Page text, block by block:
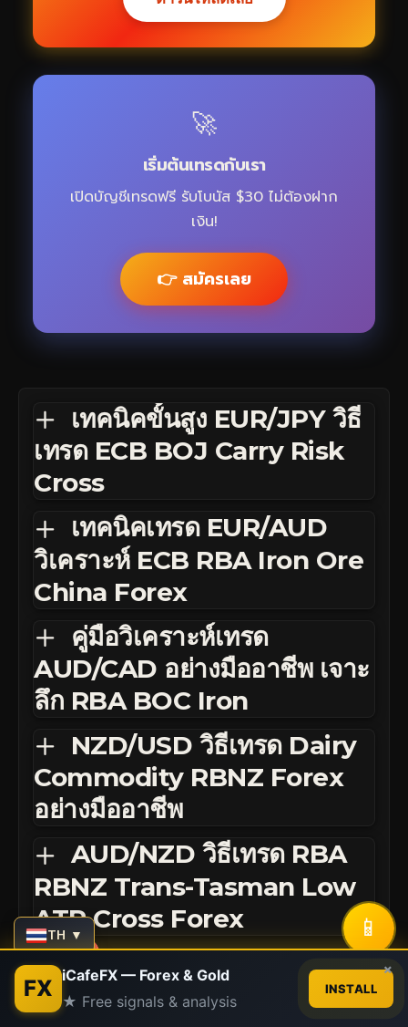
🚀
เริ่มต้นเทรดกับเรา
เปิดบัญชีเทรดฟรี รับโบนัส $30 ไม่ต้องฝาก
เงิน!
👉 สมัครเลย
เทคนิคขั้นสูง EUR/JPY วิธี
เทรด ECB BOJ Carry Risk
Cross
เทคนิคเทรด EUR/AUD
วิเคราะห์ ECB RBA Iron Ore
China Forex
คู่มือวิเคราะห์เทรด
AUD/CAD อย่างมืออาชีพ เจาะ
ลึก RBA BOC Iron
NZD/USD วิธีเทรด Dairy
Commodity RBNZ Forex
อย่างมืออาชีพ
AUD/NZD วิธีเทรด RBA
RBNZ Trans-Tasman Low
ATR Cross Forex
TH ▼ 📱
FX iCafeFX — Forex & Gold
★ Free signals & analysis
INSTALL
×
Contact us
Open